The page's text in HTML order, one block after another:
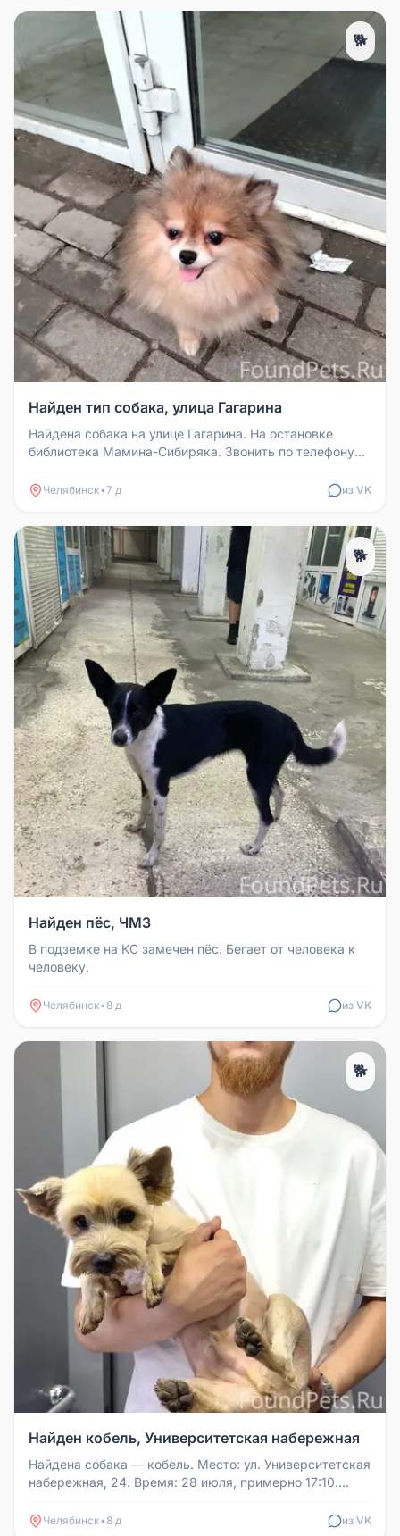
🐕
Найден тип собака, улица Гагарина
Найдена собака на улице Гагарина. На остановке
библиотека Мамина-Сибиряка. Звонить по телефону
Челябинск•7 д из VK
🐕
Найден пёс, ЧМЗ
В подземке на КС замечен пёс. Бегает от человека к
человеку.
Челябинск• 8 д из VK
🐕
Найден кобель, Университетская набережная
Найдена собака — кобель. Место: ул. Университетская
набережная, 24. Время: 28 июля, примерно 17:10.
Челябинск• 8 д из VK